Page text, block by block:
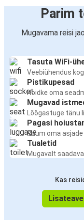
Parim
Mugavama reisi
Tasuta WiFi-
Veebiühendus
Pistikupesad
Hoidke oma
Mugavad
Lõõgastuge tänu
Pagasi
Ruum oma
Tualetid
Mugavalt
Kas